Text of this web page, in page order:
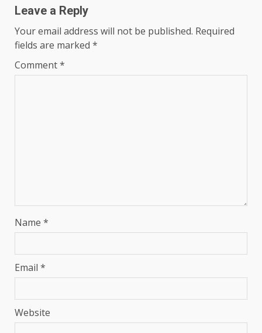
Leave a Reply
Your email address will not be published. Required
fields are marked *
Comment*
Name *
Email *
Website